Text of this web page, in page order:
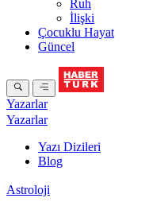
Ruh
İlişki
Çocuklu Hayat
Güncel
Yazarlar
Yazarlar
Yazı Dizileri
Blog
Astroloji